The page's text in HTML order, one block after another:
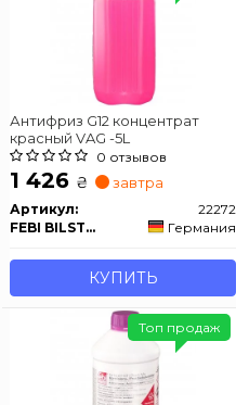
Антифриз G12 концентрат
красный VAG -5L
0 отзывов
1 426 ₴ завтра
Артикул:
22272
FEBI BILSTEIN
Германия
КУПИТЬ
Топ продаж